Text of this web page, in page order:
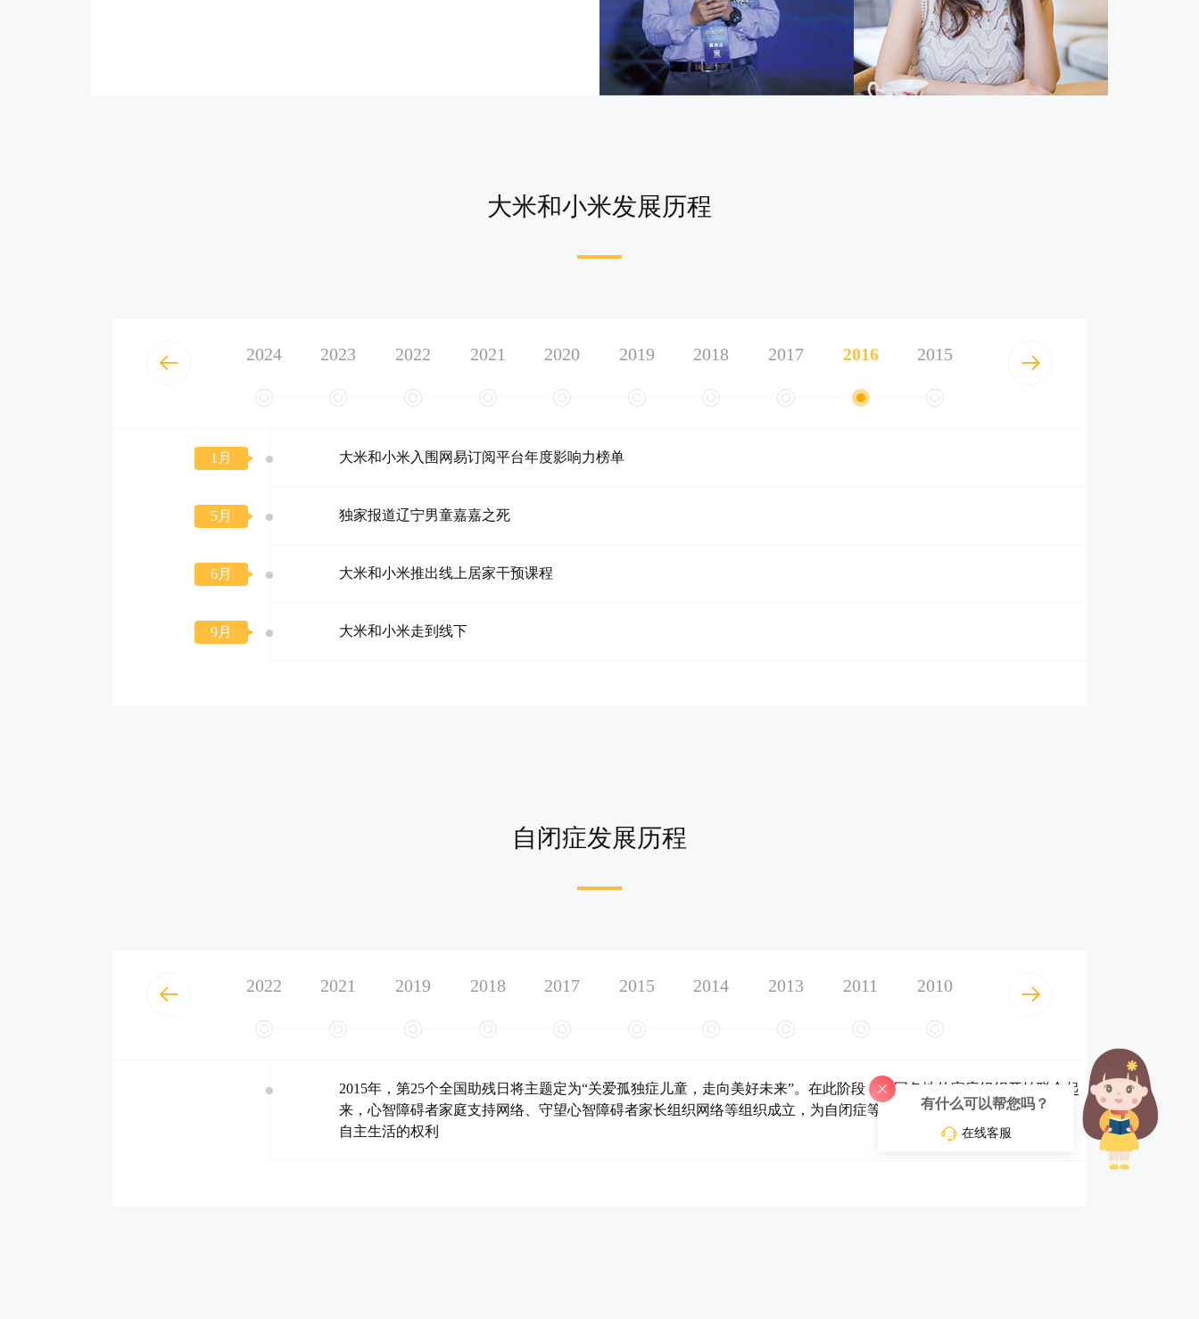
大米和小米发展历程
2024 2023 2022 2021 2020 2019 2018 2017 2016 2015
1月 大米和小米入围网易订阅平台年度影响力榜单
5月 独家报道辽宁男童嘉嘉之死
6月 大米和小米推出线上居家干预课程
9月 大米和小米走到线下
自闭症发展历程
2022 2021 2019 2018 2017 2015 2014 2013 2011 2010
2015年，第25个全国助残日将主题定为“关爱孤独症儿童，走向美好未来”。在此阶段，全国各地的家庭组织开始联合起
来，心智障碍者家庭支持网络、守望心智障碍者家长组织网络等组织成立，为自闭症等心智障碍人群争取教育、就业、
自主生活的权利
有什么可以帮您吗？
在线客服